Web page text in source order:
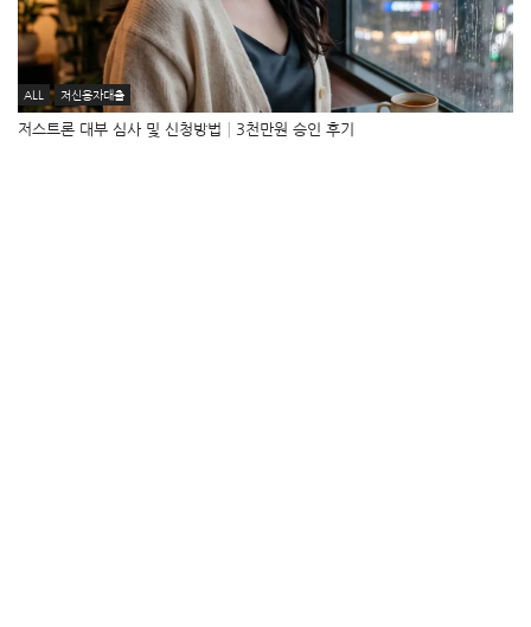
ALL 저신용자대출
저스트론 대부 심사 및 신청방법│3천만원 승인 후기